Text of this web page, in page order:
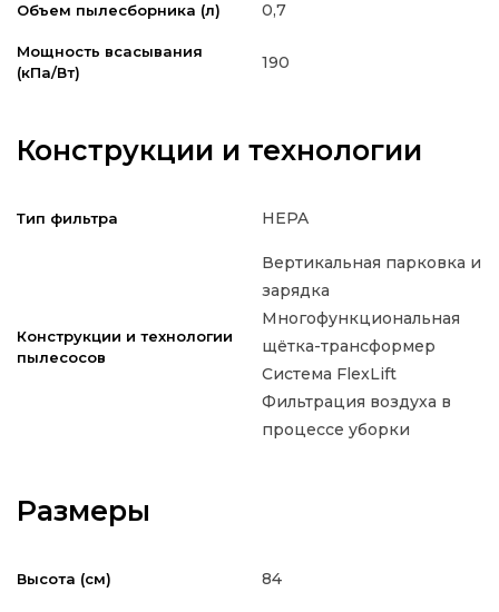
Объем пылесборника (л) 0,7
Мощность всасывания
(кПа/Вт)
190
Конструкции и технологии
Тип фильтра HEPA
Конструкции и технологии
пылесосов
Вертикальная парковка и
зарядка
Многофункциональная
щётка-трансформер
Система FlexLift
Фильтрация воздуха в
процессе уборки
Размеры
Высота (см) 84